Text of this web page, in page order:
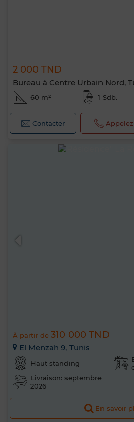
2 000 TND
Bureau à Centre Urbain Nord,
60 m² 1 Sdb.
Contacter Appelez
À partir de 310 000 TND
El Menzah 9, Tunis
Haut standing
Livraison: septembre
2026
En savoir